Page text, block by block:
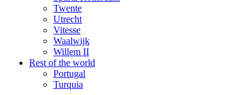
Twente
Utrecht
Vitesse
Waalwijk
Willem II
Rest of the world
Portugal
Turquia